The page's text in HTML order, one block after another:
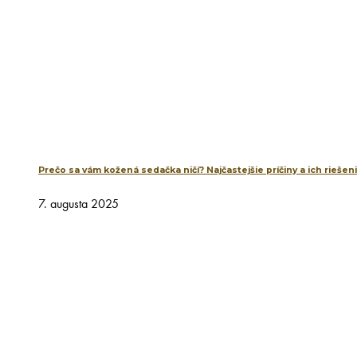
Prečo sa vám kožená sedačka ničí? Najčastejšie príčiny a ich
7. augusta 2025